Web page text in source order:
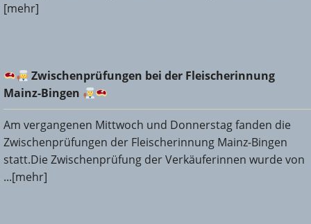
[mehr]
Zwischenprüfungen bei der Fleischerinnung Mainz-
Bingen
Zwischenprüfungen bei der Fleischerinnung
Mainz-Bingen
Am vergangenen Mittwoch und Donnerstag fanden die
Zwischenprüfungen der Fleischerinnung Mainz-Bingen
statt.Die Zwischenprüfung der Verkäuferinnen wurde von
...[mehr]